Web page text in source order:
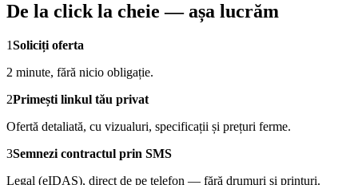
De la click la cheie — așa lucrăm
1Soliciți oferta
2 minute, fără nicio obligație.
2Primești linkul tău privat
Ofertă detaliată, cu vizualuri, specificații și prețuri ferme.
3Semnezi contractul prin SMS
Legal (eIDAS), direct de pe telefon — fără drumuri și printuri.